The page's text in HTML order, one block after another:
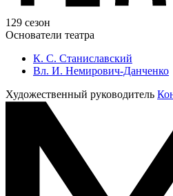
129 сезон
Основатели театра
К. С. Станиславский
Вл. И. Немирович-Данченко
Художественный руководитель